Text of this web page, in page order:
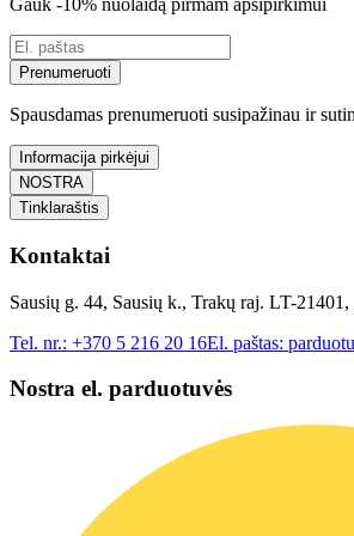
Gauk -10% nuolaidą pirmam apsipirkimui
Prenumeruoti
Spausdamas prenumeruoti susipažinau ir
Informacija pirkėjui
NOSTRA
Tinklaraštis
Kontaktai
Sausių g. 44, Sausių k., Trakų raj. LT-
Tel. nr.: +370 5 216 20 16El. paštas:
Nostra el. parduotuvės